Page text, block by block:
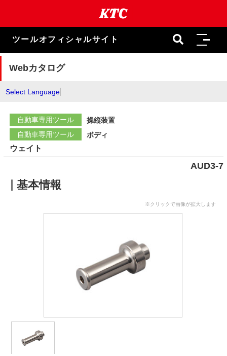
ま
キ
ツールオフィシャルサイト
Webカタログ
Select Language
自動車専用ツール
操縦装置
自動車専用ツール
ボディ
ウェイト
AUD3-7
基本情報
※クリックで画像が拡大します